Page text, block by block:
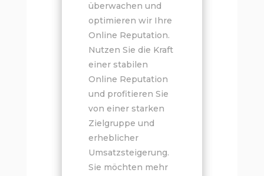
überwachen und
optimieren wir Ihre
Online Reputation.
Nutzen Sie die Kraft
einer stabilen
Online Reputation
und profitieren Sie
von einer starken
Zielgruppe und
erheblicher
Umsatzsteigerung.
Sie möchten mehr